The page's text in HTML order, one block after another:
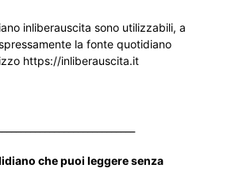
inliberauscita sono utilizzabili, a
la fonte quotidiano
https://inliberauscita.it
che puoi leggere senza